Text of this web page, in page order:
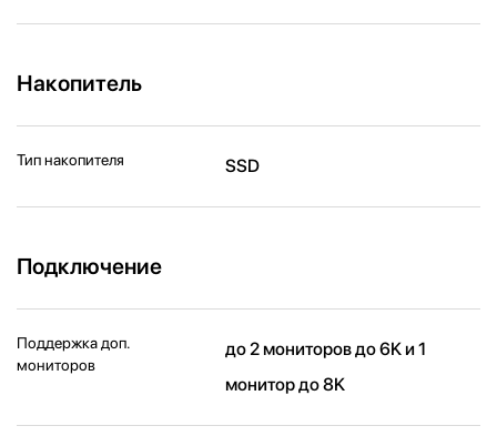
Накопитель
Тип накопителя SSD
Подключение
Поддержка доп.
мониторов
до 2 мониторов до 6K и 1
монитор до 8K